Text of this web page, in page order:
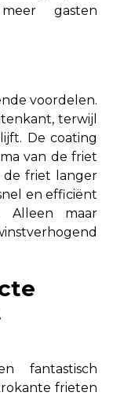
gasten
voordelen.
terwijl
De coating
van de friet
de friet langer
en efficiënt
Alleen maar
fantastisch
frieten